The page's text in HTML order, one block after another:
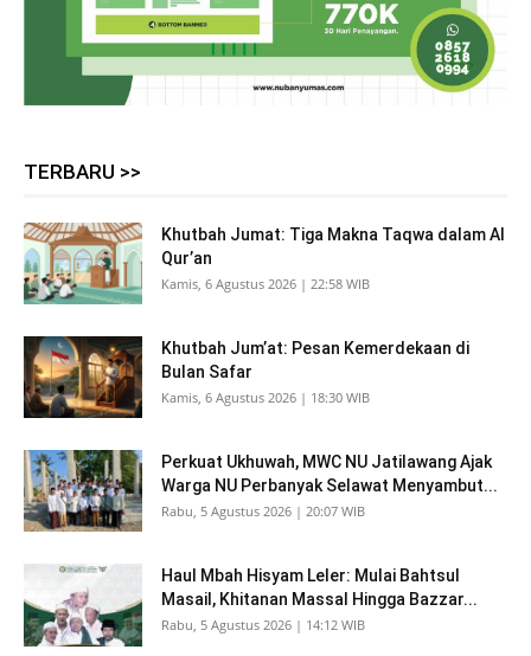
TERBARU >>
Khutbah Jumat: Tiga Makna Taqwa dalam Al
Qur’an
Kamis, 6 Agustus 2026 | 22:58 WIB
Khutbah Jum’at: Pesan Kemerdekaan di
Bulan Safar
Kamis, 6 Agustus 2026 | 18:30 WIB
Perkuat Ukhuwah, MWC NU Jatilawang Ajak
Warga NU Perbanyak Selawat Menyambut...
Rabu, 5 Agustus 2026 | 20:07 WIB
Haul Mbah Hisyam Leler: Mulai Bahtsul
Masail, Khitanan Massal Hingga Bazzar...
Rabu, 5 Agustus 2026 | 14:12 WIB